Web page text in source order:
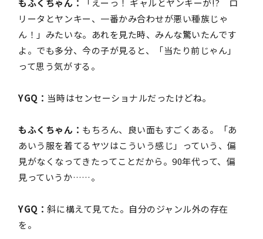
もふくちゃん：
「えーっ！ ギャルとヤンキーが!? ロ
リータとヤンキー、一番かみ合わせが悪い種族じゃ
ん！」みたいな。あれを見た時、みんな驚いたんです
よ。でも多分、今の子が見ると、「当たり前じゃん」
って思う気がする。
YGQ： 当時はセンセーショナルだったけどね。
もふくちゃん： もちろん、良い面もすごくある。「あ
あいう服を着てるヤツはこういう感じ」っていう、偏
見がなくなってきたってことだから。90年代って、偏
見っていうか……。
YGQ：斜に構えて見てた。自分のジャンル外の存在
を。